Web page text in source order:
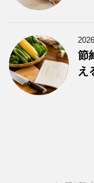
節
え